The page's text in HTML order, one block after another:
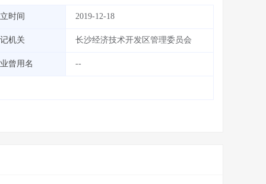
时间 2019-12-18
机关 长沙经济技术开发区管理委员会
曾用名 --